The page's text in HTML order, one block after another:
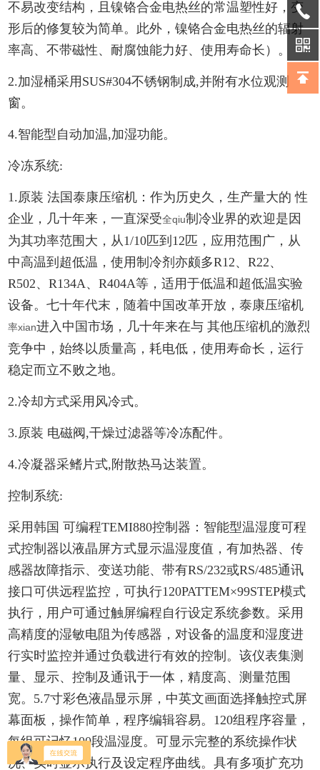
不易改变结构，且镍铬合金电热丝的常温塑性好，变
形后的修复较为简单。此外，镍铬合金电热丝的辐射
率高、不带磁性、耐腐蚀能力好、使用寿命长）。
2.加湿桶采用SUS#304不锈钢制成,并附有水位观测
窗。
4.智能型自动加温,加湿功能。
冷冻系统:
1.原装 法国泰康压缩机：作为历史久，生产量大的 性
企业，几十年来，一直深受全qiu制冷业界的欢迎是因
为其功率范围大，从1/10匹到12匹，应用范围广，从
中高温到超低温，使用制冷剂亦颇多R12、R22、
R502、R134A、R404A等，适用于低温和超低温实验
设备。七十年代末，随着中国改革开放，泰康压缩机
率xian进入中国市场，几十年来在与 其他压缩机的激烈
竞争中，始终以质量高，耗电低，使用寿命长，运行
稳定而立不败之地。
2.冷却方式采用风冷式。
3.原装 电磁阀,干燥过滤器等冷冻配件。
4.冷凝器采鳍片式,附散热马达装置。
控制系统:
采用韩国 可编程TEMI880控制器：智能型温湿度可程
式控制器以液晶屏方式显示温湿度值，有加热器、传
感器故障指示、变送功能、带有RS/232或RS/485通讯
接口可供远程监控，可执行120PATTEM×99STEP模式
执行，用户可通过触屏编程自行设定系统参数。采用
高精度的湿敏电阻为传感器，对设备的温度和湿度进
行实时监控并通过负载进行有效的控制。该仪表集测
量、显示、控制及通讯于一体，精度高、测量范围
宽。5.7寸彩色液晶显示屏，中英文画面选择触控式屏
幕面板，操作简单，程序编辑容易。120组程序容量，
每组可记忆100段温湿度。可显示完整的系统操作状
况、实时显示执行及设定程序曲线。具有多项扩充功